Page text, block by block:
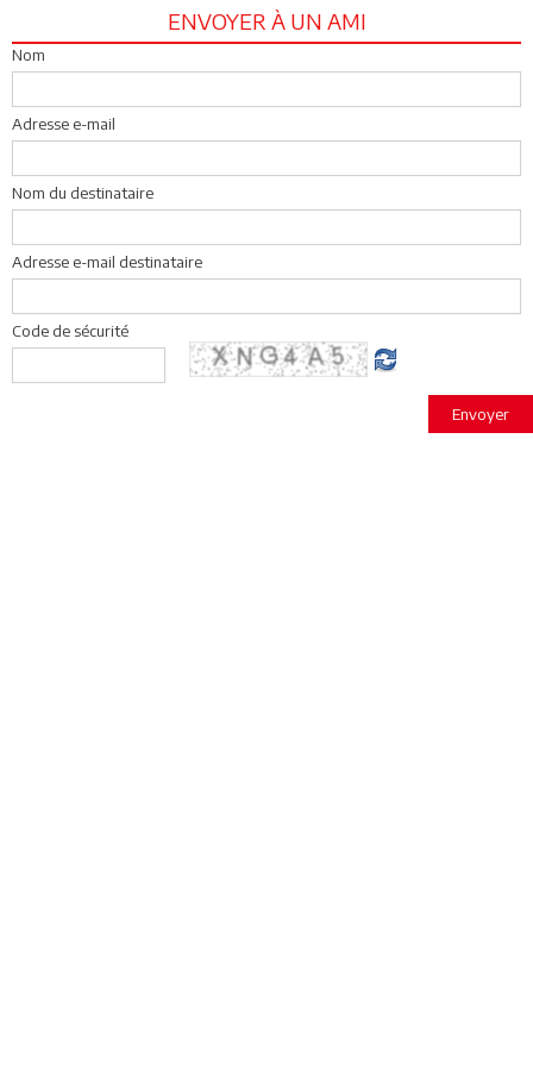
ENVOYER À UN AMI
Nom
Adresse e-mail
Nom du destinataire
Adresse e-mail destinataire
Code de sécurité
Envoyer